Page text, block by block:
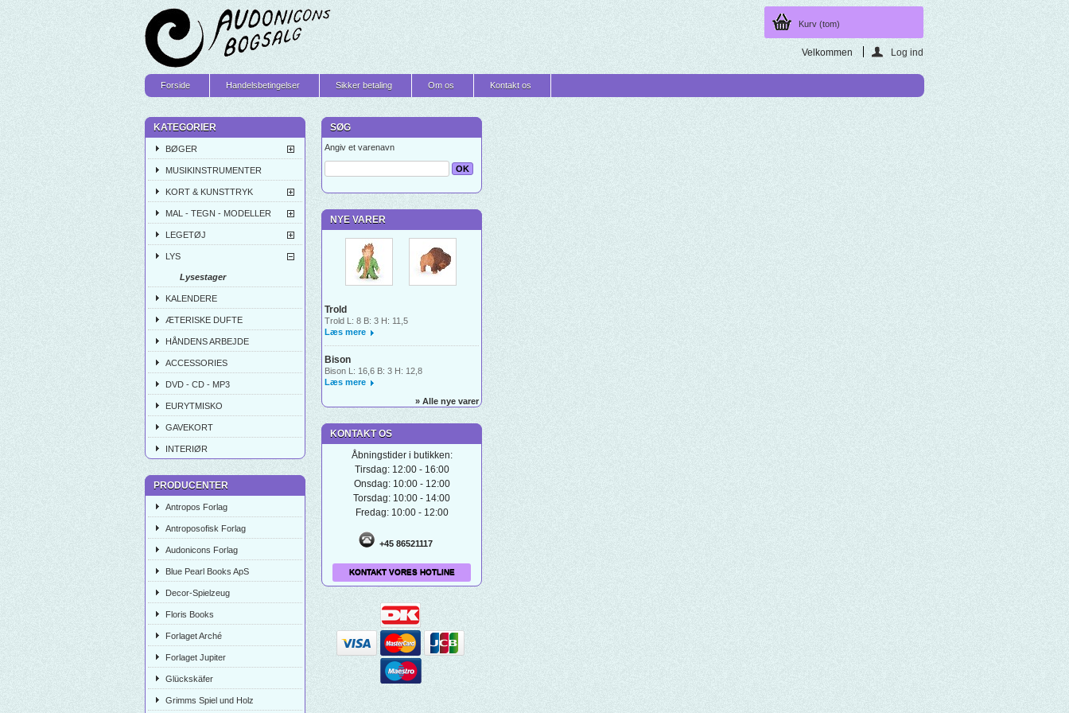
Kurv (tom)
Velkommen Log ind
Forside Handelsbetingelser Sikker betaling Om os Kontakt os
KATEGORIER
BØGER
MUSIKINSTRUMENTER
KORT & KUNSTTRYK
MAL - TEGN - MODELLER
LEGETØJ
LYS
Lysestager
KALENDERE
ÆTERISKE DUFTE
HÅNDENS ARBEJDE
ACCESSORIES
DVD - CD - MP3
EURYTMISKO
GAVEKORT
INTERIØR
PRODUCENTER
Antropos Forlag
Antroposofisk Forlag
Audonicons Forlag
Blue Pearl Books ApS
Decor-Spielzeug
Floris Books
Forlaget Arché
Forlaget Jupiter
Glückskäfer
Grimms Spiel und Holz
SØG
Angiv et varenavn
NYE VARER
Trold
Trold L: 8 B: 3 H: 11,5
Læs mere
Bison
Bison L: 16,6 B: 3 H: 12,8
Læs mere
» Alle nye varer
KONTAKT OS
Åbningstider i butikken:
Tirsdag: 12:00 - 16:00
Onsdag: 10:00 - 12:00
Torsdag: 10:00 - 14:00
Fredag: 10:00 - 12:00
+45 86521117
KONTAKT VORES HOTLINE